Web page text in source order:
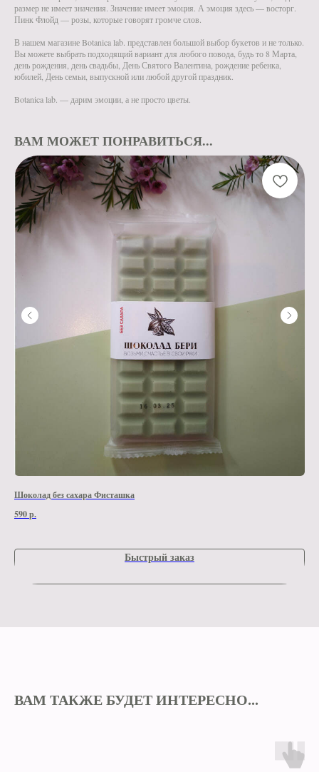
размер не имеет значения. Значение имеет эмоция. А эмоция здесь — восторг.
Пинк Флойд — розы, которые говорят громче слов.
В нашем магазине Botanica lab. представлен большой выбор букетов и не только.
Вы можете выбрать подходящий вариант для любого повода, будь то 8 Марта,
день рождения, день свадьбы, День Святого Валентина, рождение ребенка,
юбилей, День семьи, выпускной или любой другой праздник.
Botanica lab. — дарим эмоции, а не просто цветы.
ВАМ МОЖЕТ ПОНРАВИТЬСЯ...
Шоколад без сахара Фисташка
590р.
Быстрый заказ
ВАМ ТАКЖЕ БУДЕТ ИНТЕРЕСНО...